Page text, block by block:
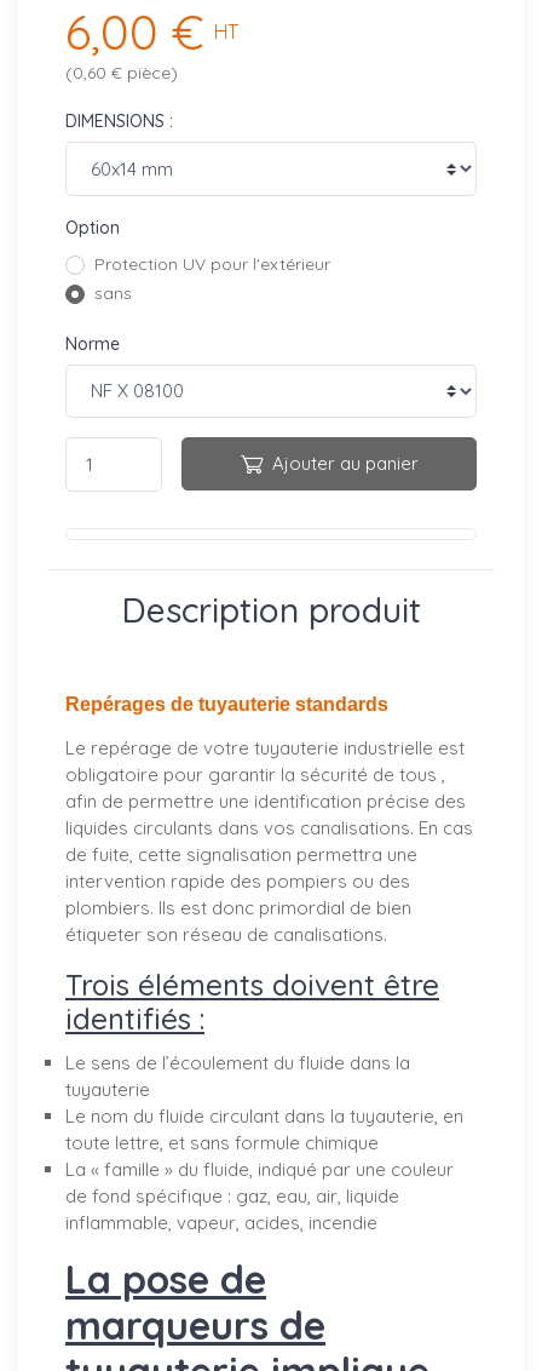
6,00 € HT
(0,60 € pièce)
DIMENSIONS :
Option
Protection UV pour l'extérieur
sans
Norme
Ajouter au panier
Description produit
Repérages de tuyauterie standards
Le repérage de votre tuyauterie industrielle est
obligatoire pour garantir la sécurité de tous ,
afin de permettre une identification précise des
liquides circulants dans vos canalisations. En cas
de fuite, cette signalisation permettra une
intervention rapide des pompiers ou des
plombiers. Ils est donc primordial de bien
étiqueter son réseau de canalisations.
Trois éléments doivent être
identifiés :
Le sens de l’écoulement du fluide dans la
tuyauterie
Le nom du fluide circulant dans la tuyauterie, en
toute lettre, et sans formule chimique
La « famille » du fluide, indiqué par une couleur
de fond spécifique : gaz, eau, air, liquide
inflammable, vapeur, acides, incendie
La pose de
marqueurs de